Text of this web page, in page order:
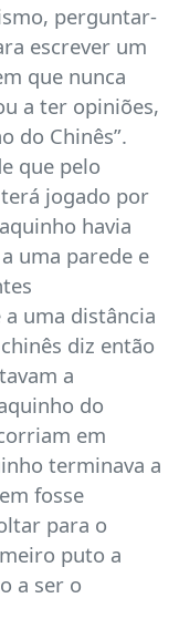
perguntar-
escrever um
que nunca
a ter opiniões,
do Chinês”.
que pelo
jogado por
havia
uma parede e
uma distância
diz então
a
do
em
terminava a
fosse
para o
puto a
a ser o